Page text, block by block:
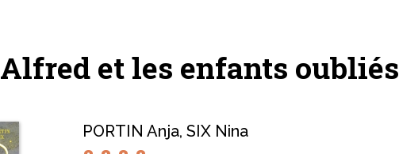
Alfred et les enfants oubliés
PORTIN Anja,SIX Nina